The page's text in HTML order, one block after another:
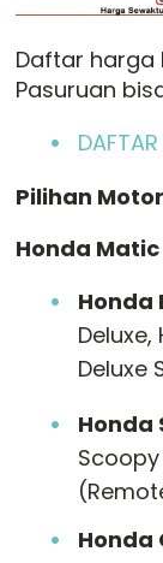
Daftar harga
Pasuruan
Pilihan
Honda Matic
Honda
Deluxe
Honda
Honda